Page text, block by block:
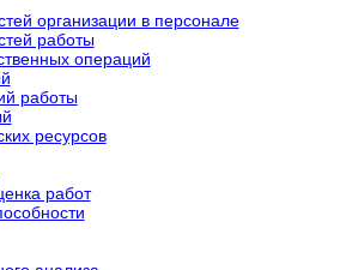
организации в персонале
работы
операций
работы
ресурсов
работ